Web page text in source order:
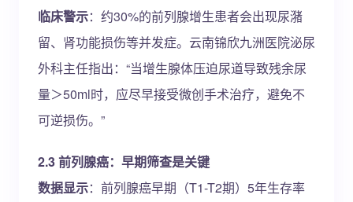
临床警示：约30%的前列腺增生患者会出现尿潴
留、肾功能损伤等并发症。云南锦欣九洲医院泌尿
外科主任指出：“当增生腺体压迫尿道导致残余尿
量＞50ml时，应尽早接受微创手术治疗，避免不
可逆损伤。”
2.3 前列腺癌：早期筛查是关键
数据显示：前列腺癌早期（T1-T2期）5年生存率